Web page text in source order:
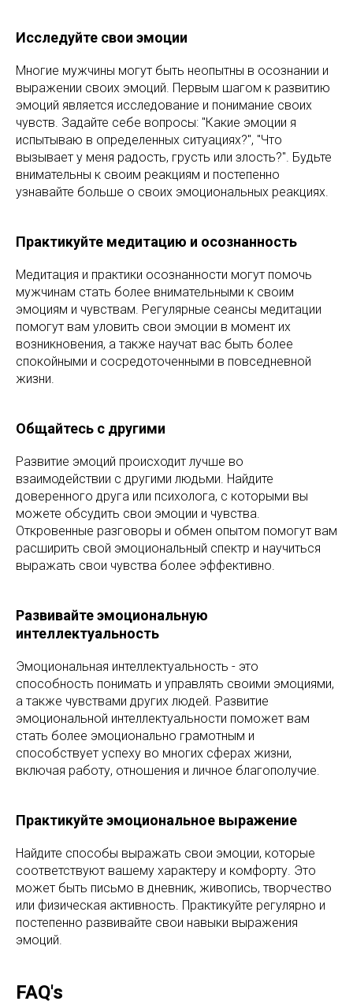
Исследуйте свои эмоции
Многие мужчины могут быть неопытны в осознании и
выражении своих эмоций. Первым шагом к развитию
эмоций является исследование и понимание своих
чувств. Задайте себе вопросы: "Какие эмоции я
испытываю в определенных ситуациях?", "Что
вызывает у меня радость, грусть или злость?". Будьте
внимательны к своим реакциям и постепенно
узнавайте больше о своих эмоциональных реакциях.
Практикуйте медитацию и осознанность
Медитация и практики осознанности могут помочь
мужчинам стать более внимательными к своим
эмоциям и чувствам. Регулярные сеансы медитации
помогут вам уловить свои эмоции в момент их
возникновения, а также научат вас быть более
спокойными и сосредоточенными в повседневной
жизни.
Общайтесь с другими
Развитие эмоций происходит лучше во
взаимодействии с другими людьми. Найдите
доверенного друга или психолога, с которыми вы
можете обсудить свои эмоции и чувства.
Откровенные разговоры и обмен опытом помогут вам
расширить свой эмоциональный спектр и научиться
выражать свои чувства более эффективно.
Развивайте эмоциональную
интеллектуальность
Эмоциональная интеллектуальность - это
способность понимать и управлять своими эмоциями,
а также чувствами других людей. Развитие
эмоциональной интеллектуальности поможет вам
стать более эмоционально грамотным и
способствует успеху во многих сферах жизни,
включая работу, отношения и личное благополучие.
Практикуйте эмоциональное выражение
Найдите способы выражать свои эмоции, которые
соответствуют вашему характеру и комфорту. Это
может быть письмо в дневник, живопись, творчество
или физическая активность. Практикуйте регулярно и
постепенно развивайте свои навыки выражения
эмоций.
FAQ's